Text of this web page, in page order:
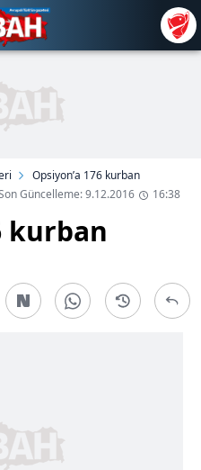
Opsiyon’a 176 kurban
Güncelleme: 9.12.2016 16:38
kurban